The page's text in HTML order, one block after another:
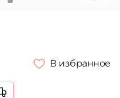
В избранное